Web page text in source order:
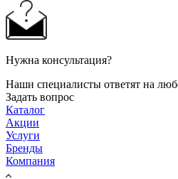
Нужна консультация?
Наши специалисты ответят на
Задать вопрос
Каталог
Акции
Услуги
Бренды
Компания